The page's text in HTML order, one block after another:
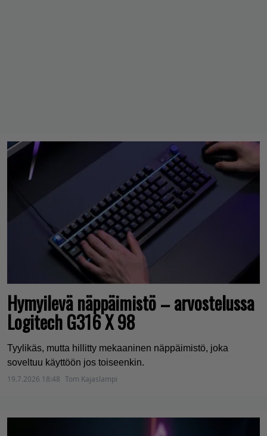
Hymyilevä näppäimistö – arvostelussa
Logitech G316 X 98
Tyylikäs, mutta hillitty mekaaninen näppäimistö, joka
soveltuu käyttöön jos toiseenkin.
19.7.2026 18:48 Tom Kajaslampi